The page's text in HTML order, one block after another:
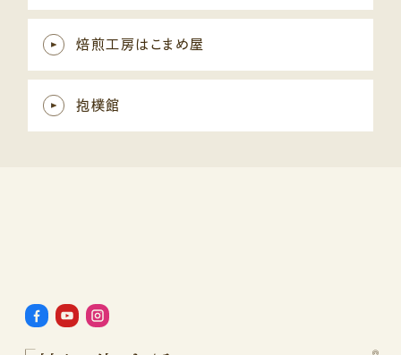
焙煎工房はこまめ屋
抱樸館
©